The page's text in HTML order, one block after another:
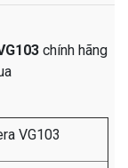
chính hãng
VG103